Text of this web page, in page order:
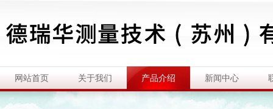
网站首页 关于我们 产品介绍 新闻中心